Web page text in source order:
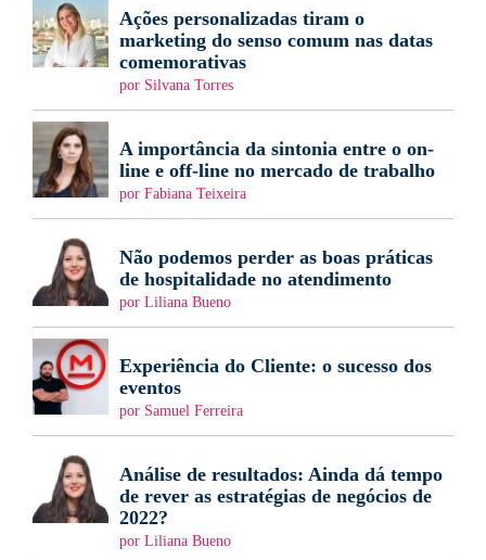
Ações personalizadas tiram o
marketing do senso comum nas datas
comemorativas
por Silvana Torres
A importância da sintonia entre o on-
line e off-line no mercado de trabalho
por Fabiana Teixeira
Não podemos perder as boas práticas
de hospitalidade no atendimento
por Liliana Bueno
Experiência do Cliente: o sucesso dos
eventos
por Samuel Ferreira
Análise de resultados: Ainda dá tempo
de rever as estratégias de negócios de
2022?
por Liliana Bueno